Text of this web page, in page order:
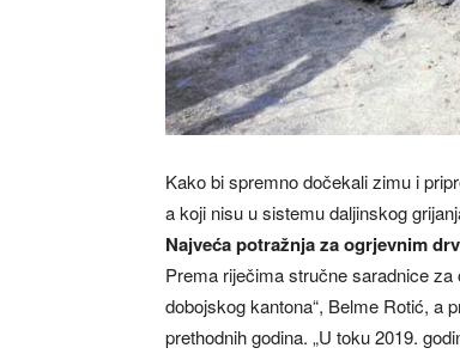
Kako bi spremno dočekali zimu i
a koji nisu u sistemu daljinskog
Najveća potražnja za ogrjevnim
Prema riječima stručne saradnice
dobojskog kantona“, Belme Rotić, a
prethodnih godina. „U toku 2019.